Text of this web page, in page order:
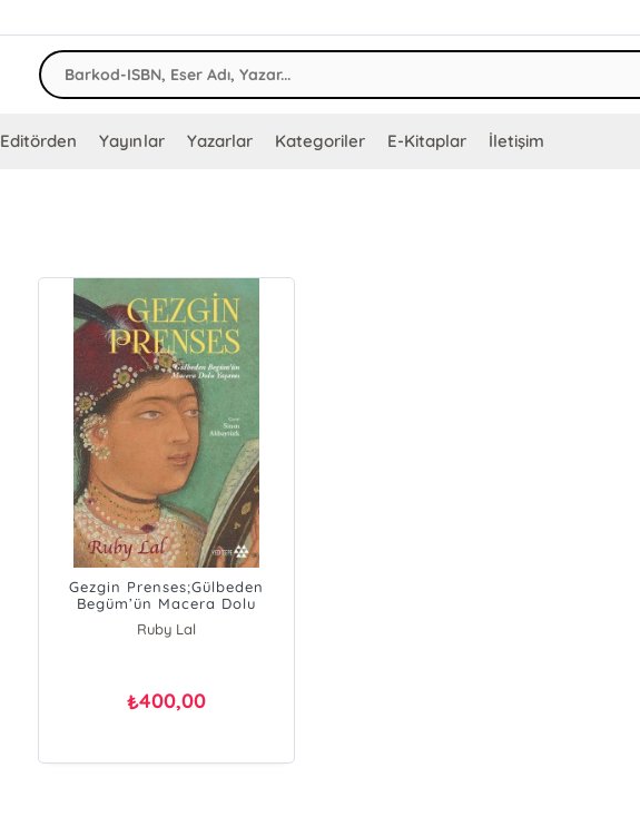
Editörden Yayınlar Yazarlar Kategoriler E-Kitaplar İletişim
Gezgin Prenses;Gülbeden
Begüm’ün Macera Dolu
Yaşamı
Ruby Lal
₺400,00